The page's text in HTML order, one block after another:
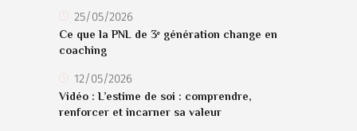
25/05/2026
Ce que la PNL de 3ᵉ génération change en
coaching
12/05/2026
Vidéo : L’estime de soi : comprendre,
renforcer et incarner sa valeur